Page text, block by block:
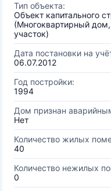
Тип объекта:
Объект капитального
(Многоквартирный
участок)
Дата постановки на
06.07.2012
Год постройки:
1994
Дом признан
Нет
Количество жилых
40
Количество нежилых
0